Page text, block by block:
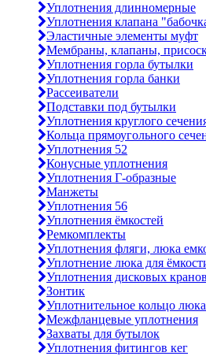
Уплотнения длинномерные
Уплотнения клапана
Эластичные элементы муфт
Мембраны, клапаны,
Уплотнения горла бутылки
Уплотнения горла банки
Рассеиватели
Подставки под бутылки
Уплотнения круглого
Кольца прямоугольного
Уплотнения 52
Конусные уплотнения
Уплотнения Г-образные
Манжеты
Уплотнения 56
Уплотнения ёмкостей
Ремкомплекты
Уплотнения фляги, люка
Уплотнение люка для
Уплотнения дисковых кранов
Зонтик
Уплотнительное кольцо
Межфланцевые уплотнения
Захваты для бутылок
Уплотнения фитингов кег